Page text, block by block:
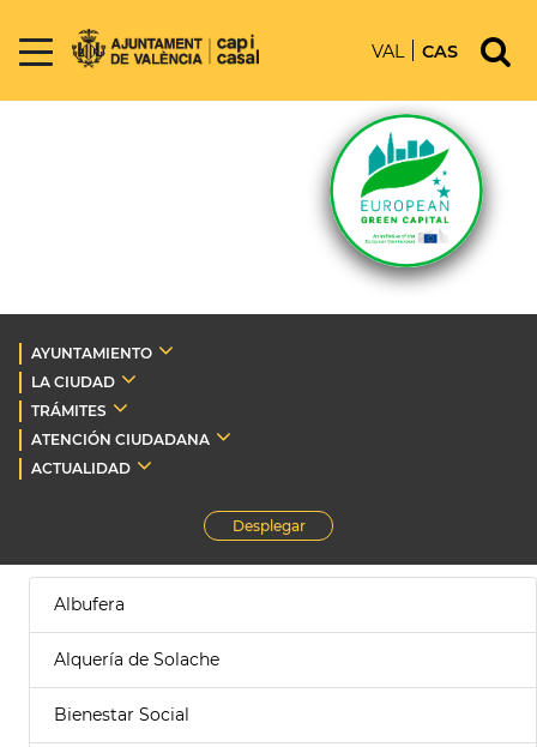
VAL CAS
AYUNTAMIENTO
LA CIUDAD
TRÁMITES
ATENCIÓN CIUDADANA
ACTUALIDAD
Desplegar
Albufera
Alquería de Solache
Bienestar Social